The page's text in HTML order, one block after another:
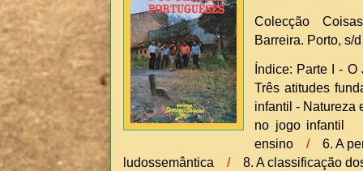
Colecção
Barreira. Porto, s/
Índice: Parte I -
Três atitudes
infantil -
no jogo infantil
ensino
/
6. A
ludossemântica
/
8. A classificação